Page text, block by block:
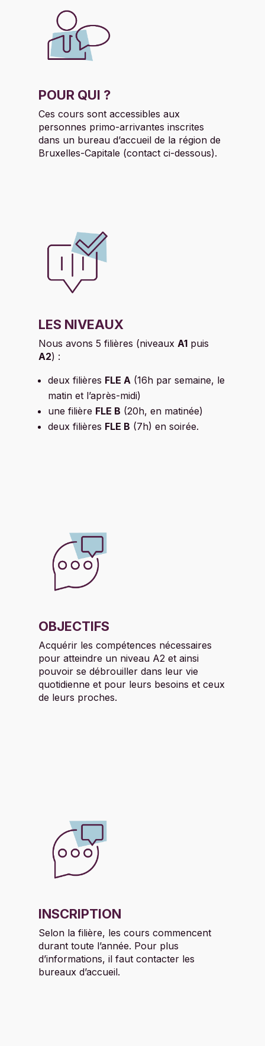
POUR QUI ?
Ces cours sont accessibles aux
personnes primo-arrivantes inscrites
dans un bureau d’accueil de la région de
Bruxelles-Capitale (contact ci-dessous).
LES NIVEAUX
Nous avons 5 filières (niveaux A1puis
A2) :
deux filières FLE A(16h par semaine, le
matin et l’après-midi)
une filière FLE B (20h, en matinée)
deux filières FLE B (7h) en soirée.
OBJECTIFS
Acquérir les compétences nécessaires
pour atteindre un niveau A2 et ainsi
pouvoir se débrouiller dans leur vie
quotidienne et pour leurs besoins et ceux
de leurs proches.
INSCRIPTION
Selon la filière, les cours commencent
durant toute l’année. Pour plus
d’informations, il faut contacter les
bureaux d’accueil.